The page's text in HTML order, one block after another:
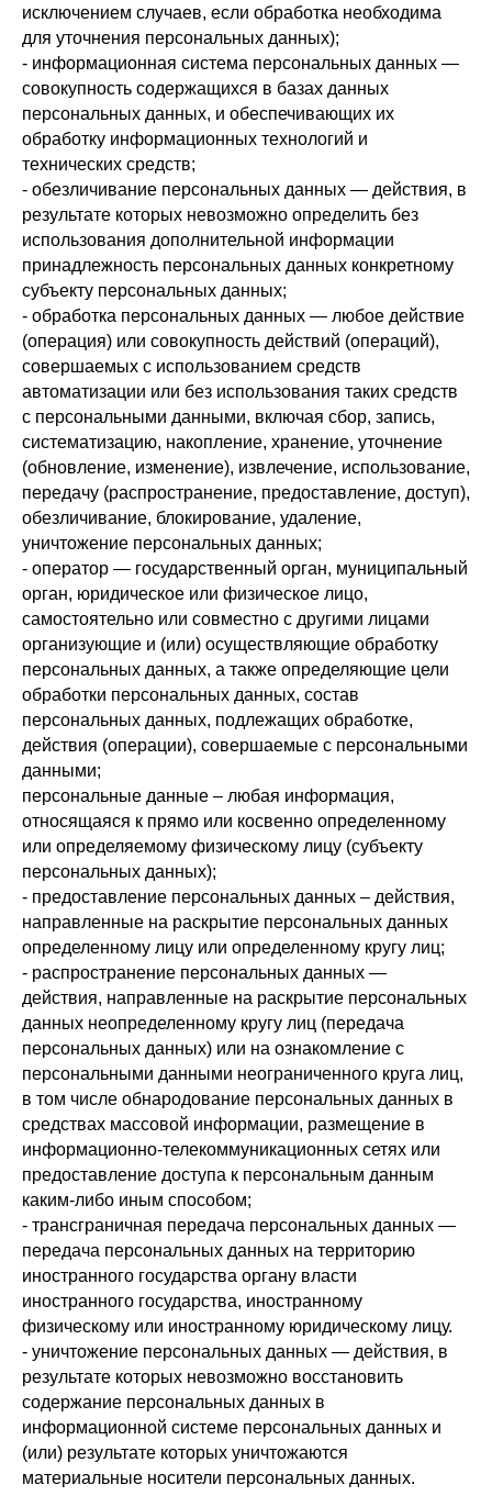
исключением случаев, если обработка необходима
для уточнения персональных данных);
- информационная система персональных данных —
совокупность содержащихся в базах данных
персональных данных, и обеспечивающих их
обработку информационных технологий и
технических средств;
- обезличивание персональных данных — действия, в
результате которых невозможно определить без
использования дополнительной информации
принадлежность персональных данных конкретному
субъекту персональных данных;
- обработка персональных данных — любое действие
(операция) или совокупность действий (операций),
совершаемых с использованием средств
автоматизации или без использования таких средств
с персональными данными, включая сбор, запись,
систематизацию, накопление, хранение, уточнение
(обновление, изменение), извлечение, использование,
передачу (распространение, предоставление, доступ),
обезличивание, блокирование, удаление,
уничтожение персональных данных;
- оператор — государственный орган, муниципальный
орган, юридическое или физическое лицо,
самостоятельно или совместно с другими лицами
организующие и (или) осуществляющие обработку
персональных данных, а также определяющие цели
обработки персональных данных, состав
персональных данных, подлежащих обработке,
действия (операции), совершаемые с персональными
данными;
персональные данные – любая информация,
относящаяся к прямо или косвенно определенному
или определяемому физическому лицу (субъекту
персональных данных);
- предоставление персональных данных – действия,
направленные на раскрытие персональных данных
определенному лицу или определенному кругу лиц;
- распространение персональных данных —
действия, направленные на раскрытие персональных
данных неопределенному кругу лиц (передача
персональных данных) или на ознакомление с
персональными данными неограниченного круга лиц,
в том числе обнародование персональных данных в
средствах массовой информации, размещение в
информационно-телекоммуникационных сетях или
предоставление доступа к персональным данным
каким-либо иным способом;
- трансграничная передача персональных данных —
передача персональных данных на территорию
иностранного государства органу власти
иностранного государства, иностранному
физическому или иностранному юридическому лицу.
- уничтожение персональных данных — действия, в
результате которых невозможно восстановить
содержание персональных данных в
информационной системе персональных данных и
(или) результате которых уничтожаются
материальные носители персональных данных.